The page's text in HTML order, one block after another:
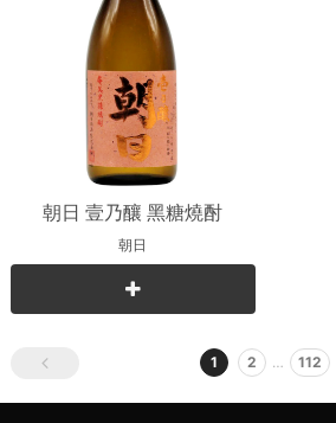
朝日 壹乃釀 黑糖燒酎
朝日
1 2 … 112